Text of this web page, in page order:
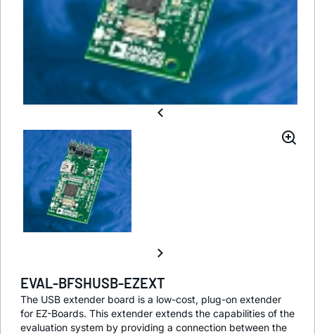
EVAL-BFSHUSB-EZEXT
The USB extender board is a low-cost, plug-on extender
for EZ-Boards. This extender extends the capabilities of the
evaluation system by providing a connection between the